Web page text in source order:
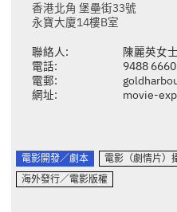
香港北角 堡壘街33號
永寶大廈14樓B室
聯絡人:
陳麗英女士
電話:
9488 6660
電郵:
網址:
movie-
電影開發／劇本 電影（劇情片）
海外發行／電影版權